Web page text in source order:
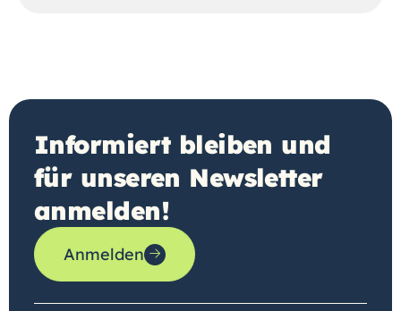
Informiert bleiben und
für unseren Newsletter
anmelden!
Anmelden